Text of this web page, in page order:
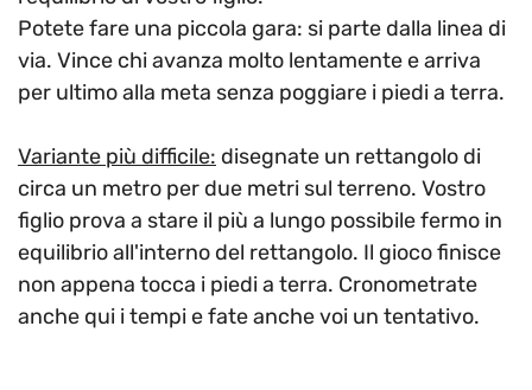
Potete fare una piccola gara: si parte dalla linea di
via. Vince chi avanza molto lentamente e arriva
per ultimo alla meta senza poggiare i piedi a terra.
Variante più difficile: disegnate un rettangolo di
circa un metro per due metri sul terreno. Vostro
figlio prova a stare il più a lungo possibile fermo in
equilibrio all'interno del rettangolo. Il gioco finisce
non appena tocca i piedi a terra. Cronometrate
anche qui i tempi e fate anche voi un tentativo.